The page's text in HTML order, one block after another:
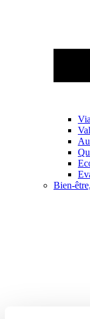
Bien-